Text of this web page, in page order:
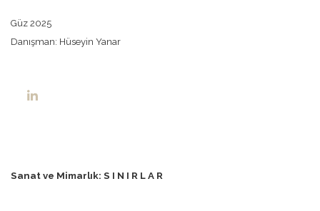
Güz 2025
Danışman: Hüseyin Yanar
Sanat ve Mimarlık: S I N I R L A R